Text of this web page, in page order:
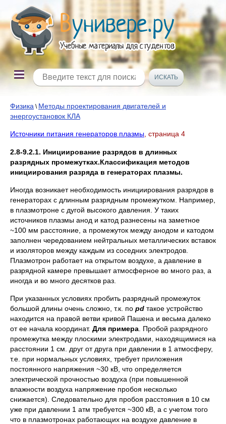
Физика \ Методы проектирования двигателей и
энергоустановок КЛА
Источники питания генераторов плазмы , страница 4
2.8-9.2.1. Инициирование разрядов в длинных
разрядных промежутках.Классификация методов
инициирования разряда в генераторах плазмы.
Иногда возникает необходимость инициирования разрядов в
генераторах с длинным разрядным промежутком. Например,
в плазмотроне с дугой высокого давления. У таких
источников плазмы анод и катод разнесены на заметное
~100 мм расстояние, а промежуток между анодом и катодом
заполнен чередованием нейтральных металлических вставок
и изоляторов между каждым из соседних электродов.
Плазмотрон работает на открытом воздухе, а давление в
разрядной камере превышает атмосферное во много раз, а
иногда и во много десятков раз.
При указанных условиях пробить разрядный промежуток
большой длины очень сложно, т.к. по pd такое устройство
находится на правой ветви кривой Пашена и весьма далеко
от ее начала координат. Для примера . Пробой разрядного
промежутка между плоскими электродами, находящимися на
расстоянии 1 см. друг от друга при давлении в 1 атмосферу,
т.е. при нормальных условиях, требует приложения
постоянного напряжения ~30 кВ, что определяется
электрической прочностью воздуха (при повышенной
влажности воздуха напряжение пробоя несколько
снижается). Следовательно для пробоя расстояния в 10 см
уже при давлении 1 атм требуется ~300 кВ, а с учетом того
что в плазмотронах работающих на воздухе давление в